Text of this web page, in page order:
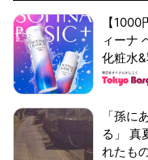
【
ィーナ
化粧水
「孫に
る」 真
れたも